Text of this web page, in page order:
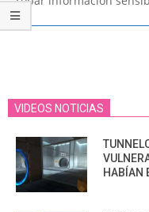
VIDEOS NOTICIAS
HABÍAN